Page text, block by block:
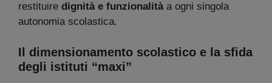
restituire dignità e funzionalitàa ogni singola
autonomia scolastica.
Il dimensionamento scolastico e la sfida
degli istituti “maxi”